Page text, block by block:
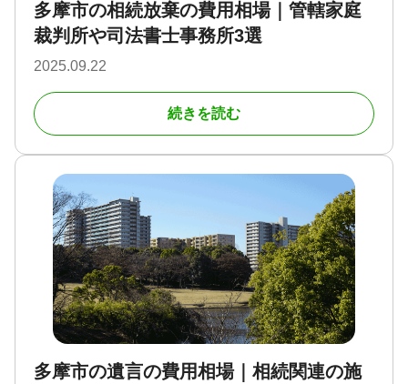
多摩市の相続放棄の費用相場｜管轄家庭
裁判所や司法書士事務所3選
2025.09.22
続きを読む
多摩市の遺言の費用相場｜相続関連の施